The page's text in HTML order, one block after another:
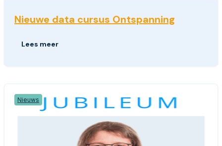
Nieuwe data cursus Ontspanning
Lees meer
Nieuws